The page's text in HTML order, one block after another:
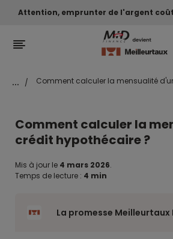
Attention, emprunter de l'argent

... / Comment calculer la mensualité
Comment calculer la mensualité d'un
crédit hypothécaire ?
Mis à jour le 4 mars 2026.
Temps de lecture : 4 min
La promesse Meilleurtaux